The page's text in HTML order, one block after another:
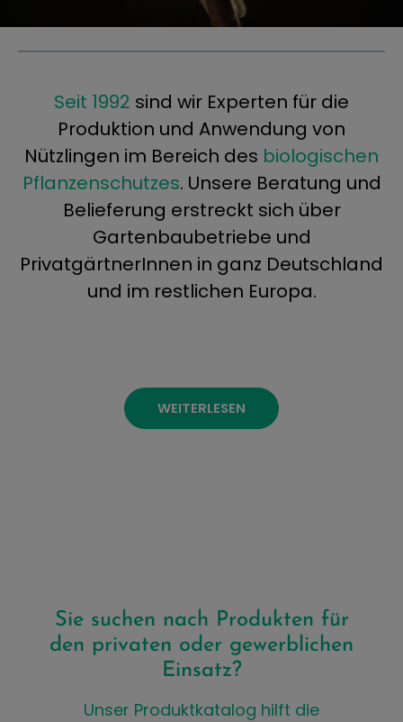
Seit 1992 sind wir Experten für die
Produktion und Anwendung von
Nützlingen im Bereich des biologischen
Pflanzenschutzes. Unsere Beratung und
Belieferung erstreckt sich über
Gartenbaubetriebe und
PrivatgärtnerInnen in ganz Deutschland
und im restlichen Europa.
WEITERLESEN
Sie suchen nach Produkten für
den privaten oder gewerblichen
Einsatz?
Unser Produktkatalog hilft die